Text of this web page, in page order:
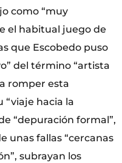
como “muy
el habitual juego de
que Escobedo puso
del término “artista
romper esta
“viaje hacia la
“depuración formal”,
unas fallas “cercanas
subrayan los